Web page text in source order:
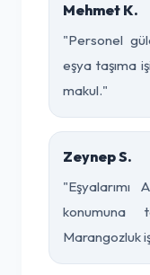
Mehmet K.
"Personel
eşya taşıma
makul."
Zeynep S.
"Eşyalarımı
konumuna
Marangozluk